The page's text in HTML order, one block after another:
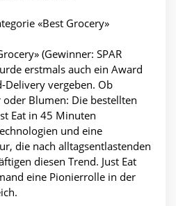
«Best Grocery»
(Gewinner: SPAR
erstmals auch ein Award
Delivery vergeben. Ob
Blumen: Die bestellten
Eat in 45 Minuten
und eine
die nach alltagsentlastenden
diesen Trend. Just Eat
eine Pionierrolle in der